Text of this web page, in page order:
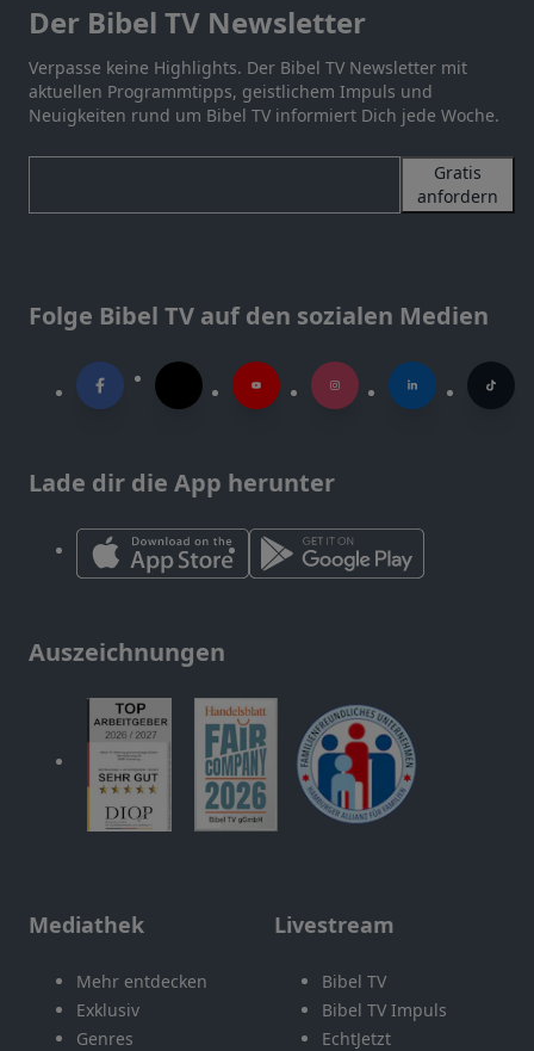
Der Bibel TV Newsletter
Verpasse keine Highlights. Der Bibel TV Newsletter mit
aktuellen Programmtipps, geistlichem Impuls und
Neuigkeiten rund um Bibel TV informiert Dich jede Woche.
Gratis
anfordern
Folge Bibel TV auf den sozialen Medien
Lade dir die App herunter
Auszeichnungen
Mediathek
Mehr entdecken
Exklusiv
Genres
Livestream
Bibel TV
Bibel TV Impuls
EchtJetzt